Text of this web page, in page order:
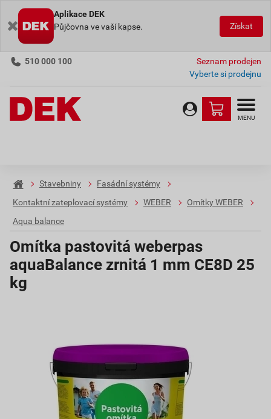
Aplikace DEK
Půjčovna ve vaší kapse.
Získat
510 000 100
Seznam prodejen
Vyberte si prodejnu
MENU
Stavebniny
Fasádní systémy
Kontaktní zateplovací systémy
WEBER
Omítky WEBER
Aqua balance
Omítka pastovitá weberpas
aquaBalance zrnitá 1 mm CE8D 25
kg